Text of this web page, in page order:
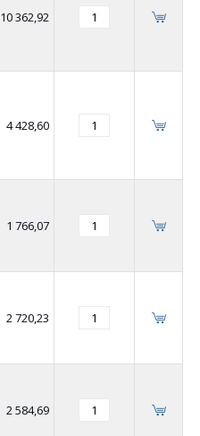
10 362,92
4 428,60
1 766,07
2 720,23
2 584,69